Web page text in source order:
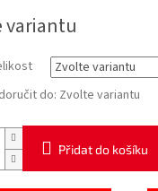
variantu
do: Zvolte variantu
Přidat do košíku